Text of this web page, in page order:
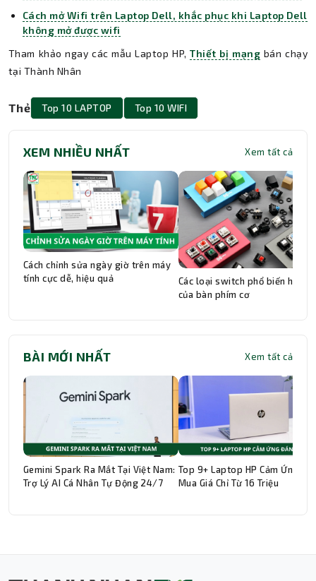
Cách mở Wifi trên Laptop Dell, khắc phục khi Laptop Dell
không mở được wifi
Tham khảo ngay các mẫu Laptop HP,Thiết bị mạng bán chạy
tại Thành Nhân
Thẻ Top 10 LAPTOP Top 10 WIFI
XEM NHIỀU NHẤT Xem tất cả
Cách chỉnh sửa ngày giờ trên máy
tính cực dễ, hiệu quả
Các loại switch phổ biến hiện
của bàn phím cơ
BÀI MỚI NHẤT Xem tất cả
Gemini Spark Ra Mắt Tại Việt Nam:
Trợ Lý AI Cá Nhân Tự Động 24/7
Top 9+ Laptop HP Cảm Ứng
Mua Giá Chỉ Từ 16 Triệu